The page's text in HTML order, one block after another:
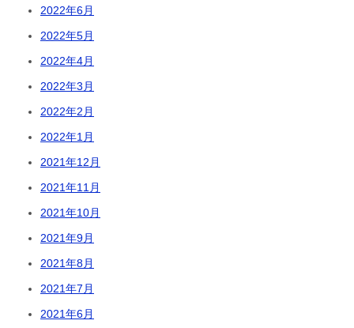
2022年6月
2022年5月
2022年4月
2022年3月
2022年2月
2022年1月
2021年12月
2021年11月
2021年10月
2021年9月
2021年8月
2021年7月
2021年6月